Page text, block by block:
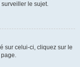
le sujet.
sur celui-ci, cliquez sur le
page.